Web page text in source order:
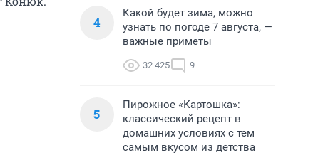
4
Какой будет зима, можно
узнать по погоде 7 августа, —
важные приметы
32 425 9
5
Пирожное «Картошка»:
классический рецепт в
домашних условиях с тем
самым вкусом из детства